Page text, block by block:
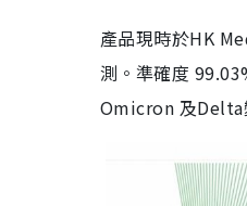
產品現時於HK
測。準確度
Omicron 及Delta